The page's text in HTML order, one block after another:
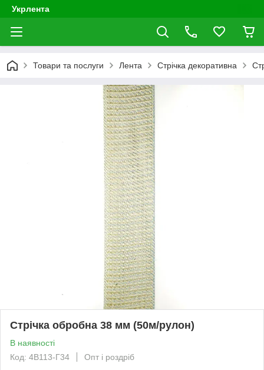
Укрлента
Товари та послуги Лента Стрічка декоративна
Стрічка обробна 38 мм (50м/рулон)
В наявності
Код: 4В113-Г34
Опт і роздріб